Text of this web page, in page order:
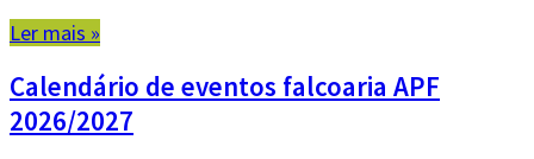
Ler mais »
Calendário de eventos falcoaria APF
2026/2027